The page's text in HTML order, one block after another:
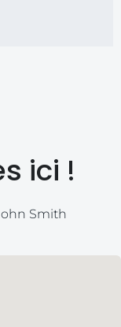
ici !
Smith